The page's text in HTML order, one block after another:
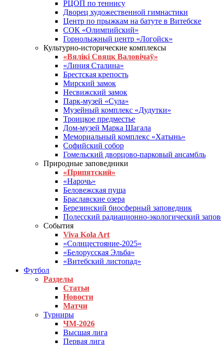
РЦОП по теннису
Дворец художественной гимнастики
Центр по прыжкам на батуте в Витебске
СОК «Олимпийский»
Горнолыжный центр «Логойск»
Культурно-исторические комплексы
«Вялікі Свяцк Валовічаў»
«Линия Сталина»
Брестская крепость
Мирский замок
Несвижский замок
Парк-музей «Сула»
Музейный комплекс «Дудутки»
Троицкое предместье
Дом-музей Марка Шагала
Мемориальный комплекс «Хатынь»
Софийский собор
Гомельский дворцово-парковый ансамбль
Природные заповедники
«Припятский»
«Нарочь»
Беловежская пуща
Браславские озера
Березинский биосферный заповедник
Полесский радиационно-экологический
События
Viva Kola Art
«Солнцестояние-2025»
«Белорусская Эльба»
«Витебский листопад»
Футбол
Разделы
Статьи
Новости
Матчи
Турниры
ЧМ-2026
Высшая лига
Первая лига